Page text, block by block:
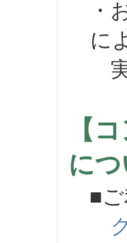
・
に
実
【
に
■ご